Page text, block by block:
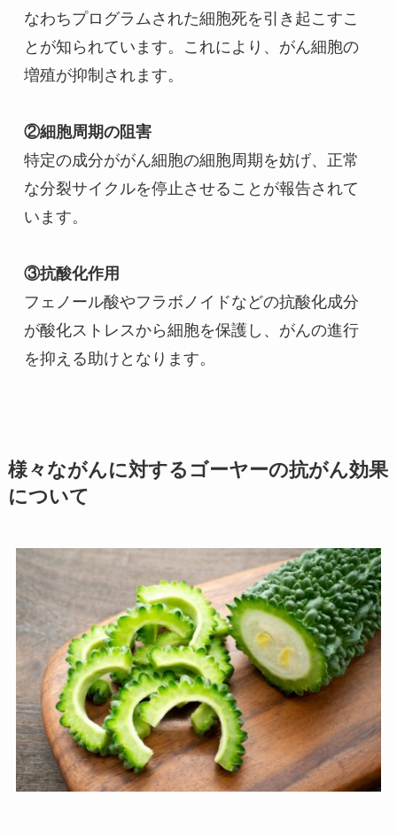
なわちプログラムされた細胞死を引き起こすこ
とが知られています。これにより、がん細胞の
増殖が抑制されます。
②細胞周期の阻害
特定の成分ががん細胞の細胞周期を妨げ、正常
な分裂サイクルを停止させることが報告されて
います。
③抗酸化作用
フェノール酸やフラボノイドなどの抗酸化成分
が酸化ストレスから細胞を保護し、がんの進行
を抑える助けとなります。
様々ながんに対するゴーヤーの抗がん効果
について